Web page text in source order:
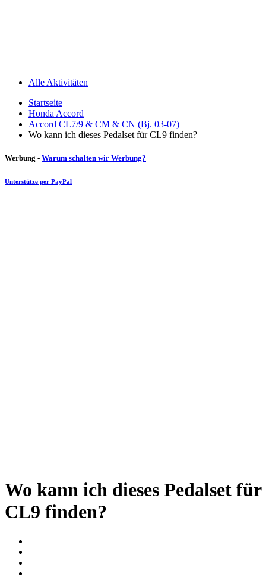
Alle Aktivitäten
Startseite
Honda Accord
Accord CL7/9 & CM & CN (Bj. 03-07)
Wo kann ich dieses Pedalset für CL9 finden?
Werbung - Warum schalten wir Werbung?
Unterstütze per PayPal
Wo kann ich dieses Pedalset für
CL9 finden?